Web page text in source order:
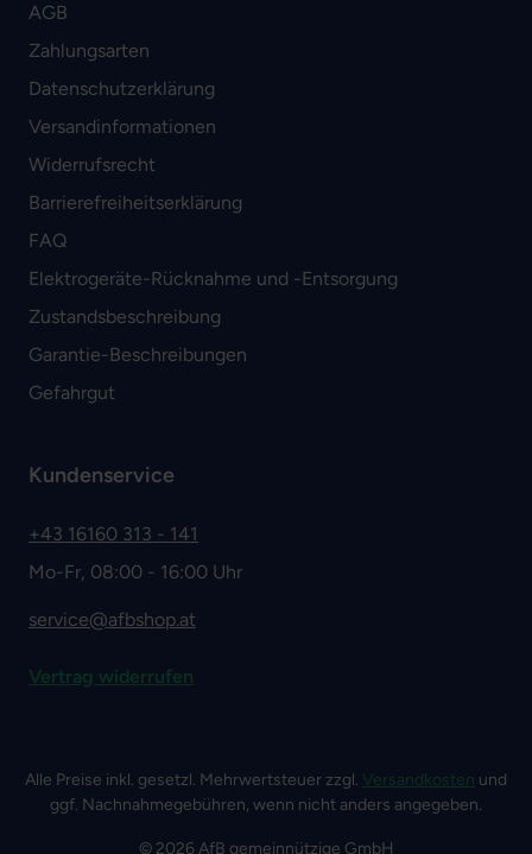
AGB
Zahlungsarten
Datenschutzerklärung
Versandinformationen
Widerrufsrecht
Barrierefreiheitserklärung
FAQ
Elektrogeräte-Rücknahme und -Entsorgung
Zustandsbeschreibung
Garantie-Beschreibungen
Gefahrgut
Kundenservice
+43 16160 313 - 141
Mo-Fr, 08:00 - 16:00 Uhr
service@afbshop.at
Vertrag widerrufen
Alle Preise inkl. gesetzl. Mehrwertsteuer zzgl. Versandkosten und
ggf. Nachnahmegebühren, wenn nicht anders angegeben.
© 2026 AfB gemeinnützige GmbH